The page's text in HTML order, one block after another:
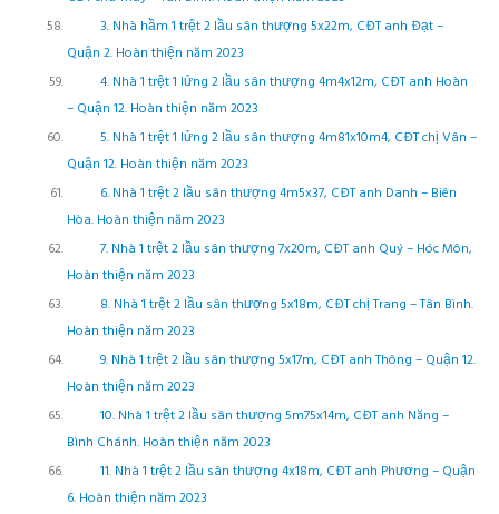
3. Nhà hầm 1 trệt 2 lầu sân thượng 5x22m, CĐT anh Đạt –
Quận 2. Hoàn thiện năm 2023
4. Nhà 1 trệt 1 lửng 2 lầu sân thượng 4m4x12m, CĐT anh Hoàn
– Quận 12. Hoàn thiện năm 2023
5. Nhà 1 trệt 1 lửng 2 lầu sân thượng 4m81x10m4, CĐT chị Vân –
Quận 12. Hoàn thiện năm 2023
6. Nhà 1 trệt 2 lầu sân thượng 4m5x37, CĐT anh Danh – Biên
Hòa. Hoàn thiện năm 2023
7. Nhà 1 trệt 2 lầu sân thượng 7x20m, CĐT anh Quý – Hóc Môn,
Hoàn thiện năm 2023
8. Nhà 1 trệt 2 lầu sân thượng 5x18m, CĐT chị Trang – Tân Bình.
Hoàn thiện năm 2023
9. Nhà 1 trệt 2 lầu sân thượng 5x17m, CĐT anh Thông – Quận 12.
Hoàn thiện năm 2023
10. Nhà 1 trệt 2 lầu sân thượng 5m75x14m, CĐT anh Năng –
Bình Chánh. Hoàn thiện năm 2023
11. Nhà 1 trệt 2 lầu sân thượng 4x18m, CĐT anh Phương – Quận
6. Hoàn thiện năm 2023